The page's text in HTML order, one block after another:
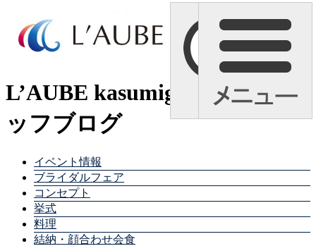
L’AUBE kasumigaura スタ
ッフブログ
イベント情報
ブライダルフェア
コンセプト
挙式
料理
結納・顔合わせ会食